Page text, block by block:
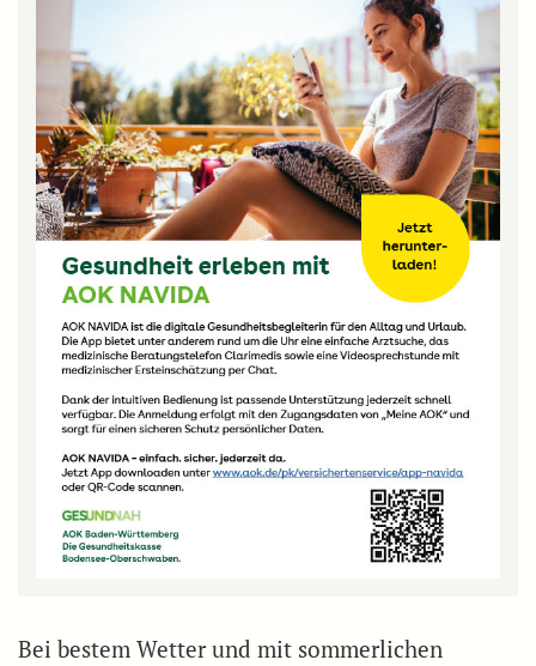
Bei bestem Wetter und mit sommerlichen